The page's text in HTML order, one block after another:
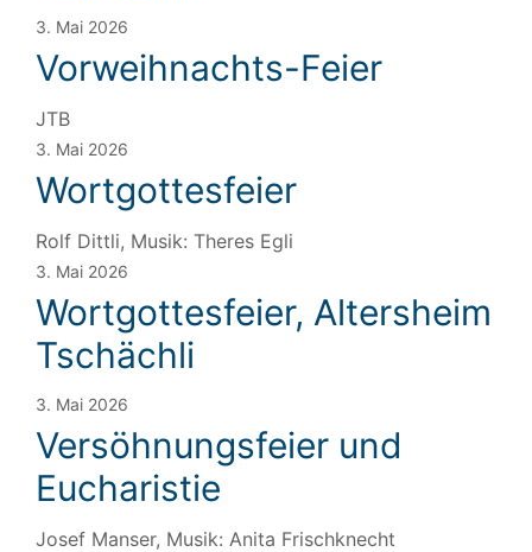
3. Mai 2026
Vorweihnachts-Feier
JTB
3. Mai 2026
Wortgottesfeier
Rolf Dittli, Musik: Theres Egli
3. Mai 2026
Wortgottesfeier, Altersheim
Tschächli
3. Mai 2026
Versöhnungsfeier und
Eucharistie
Josef Manser, Musik: Anita Frischknecht